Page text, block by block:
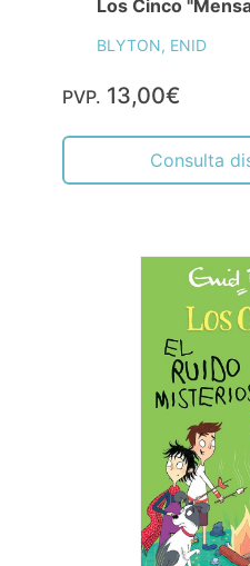
Los Cinco
BLYTON, ENID
PVP. 13,00€
Consulta